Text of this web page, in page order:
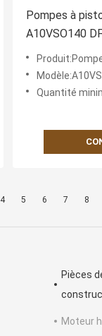
Pompes à
A10VSO140
une alternative
de mise à
systèmes
Quantité
4 5 6 7 8
Pièces
Moteur